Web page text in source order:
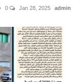
admin
Jan 28, 2025